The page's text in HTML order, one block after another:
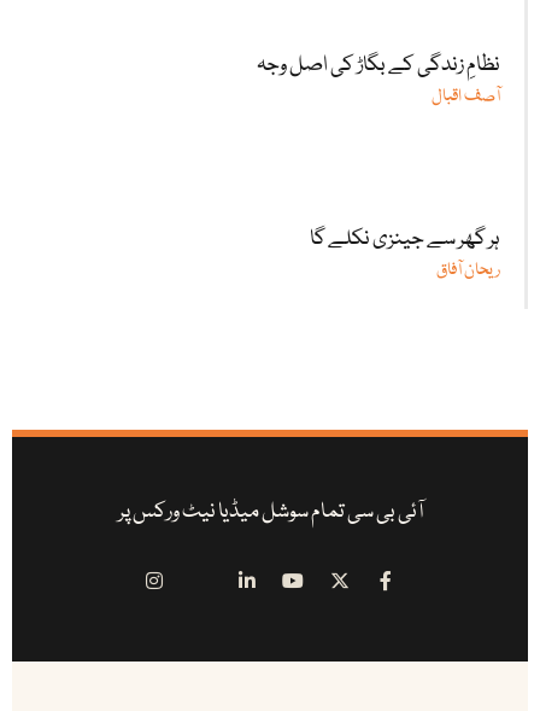
نظامِ زندگی کے بگاڑ کی اصل وجہ
آصف اقبال
ہر گھر سے جینزی نکلے گا
ریحان آفاق
آئی بی سی تمام سوشل میڈیا نیٹ ورکس پر